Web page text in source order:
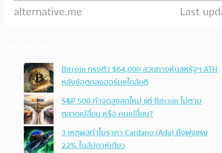
Bitcoin ทรงตัว $64,000 สวนทางหุ้นสหรัฐฯ ATH
หลังข้อตกลงฮอร์มุซใกล้ยุติ
S&P 500 ทำจุดสูงสุดใหม่ แต่ Bitcoin ไม่ตาม
ตลาดเปลี่ยน หรือ คนเปลี่ยน?
3 เหตุผลทำไมราคา Cardano (Ada) ถึงพุ่งแรง
22% ในสัปดาห์เดียว